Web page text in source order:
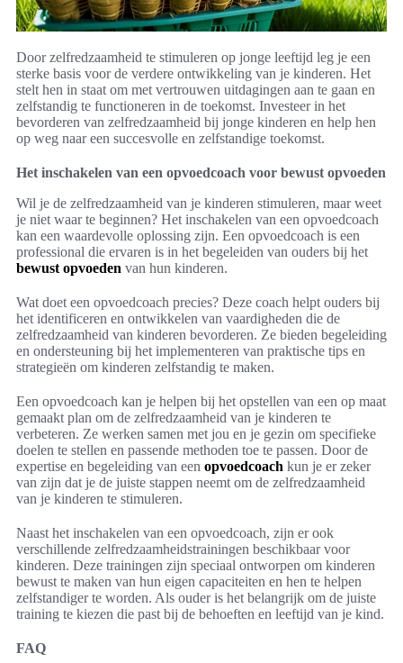
Door zelfredzaamheid te stimuleren op jonge leeftijd leg je een
sterke basis voor de verdere ontwikkeling van je kinderen. Het
stelt hen in staat om met vertrouwen uitdagingen aan te gaan en
zelfstandig te functioneren in de toekomst. Investeer in het
bevorderen van zelfredzaamheid bij jonge kinderen en help hen
op weg naar een succesvolle en zelfstandige toekomst.
Het inschakelen van een opvoedcoach voor bewust opvoeden
Wil je de zelfredzaamheid van je kinderen stimuleren, maar weet
je niet waar te beginnen? Het inschakelen van een opvoedcoach
kan een waardevolle oplossing zijn. Een opvoedcoach is een
professional die ervaren is in het begeleiden van ouders bij het
bewust opvoeden van hun kinderen.
Wat doet een opvoedcoach precies? Deze coach helpt ouders bij
het identificeren en ontwikkelen van vaardigheden die de
zelfredzaamheid van kinderen bevorderen. Ze bieden begeleiding
en ondersteuning bij het implementeren van praktische tips en
strategieën om kinderen zelfstandig te maken.
Een opvoedcoach kan je helpen bij het opstellen van een op maat
gemaakt plan om de zelfredzaamheid van je kinderen te
verbeteren. Ze werken samen met jou en je gezin om specifieke
doelen te stellen en passende methoden toe te passen. Door de
expertise en begeleiding van een opvoedcoach kun je er zeker
van zijn dat je de juiste stappen neemt om de zelfredzaamheid
van je kinderen te stimuleren.
Naast het inschakelen van een opvoedcoach, zijn er ook
verschillende zelfredzaamheidstrainingen beschikbaar voor
kinderen. Deze trainingen zijn speciaal ontworpen om kinderen
bewust te maken van hun eigen capaciteiten en hen te helpen
zelfstandiger te worden. Als ouder is het belangrijk om de juiste
training te kiezen die past bij de behoeften en leeftijd van je kind.
FAQ